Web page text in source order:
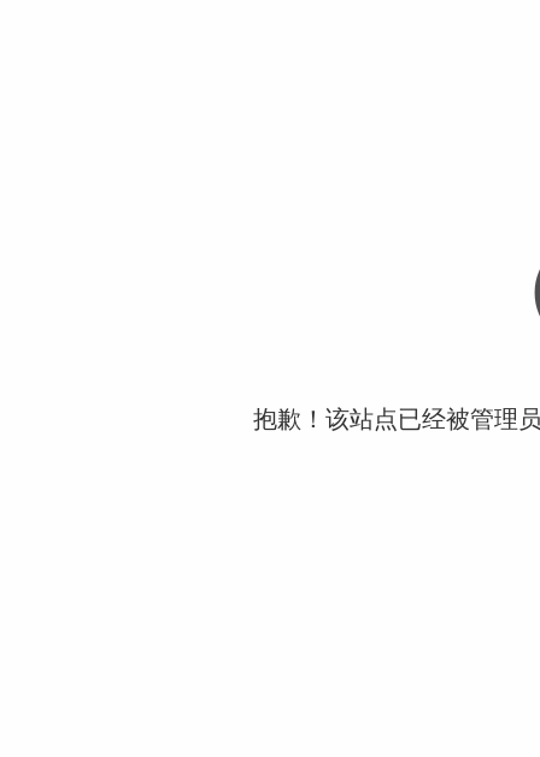
抱歉！该站点已经被管理